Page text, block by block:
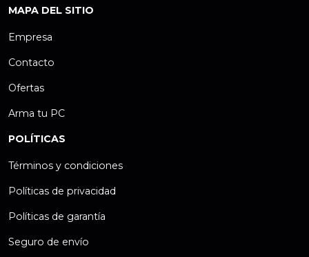
MAPA DEL SITIO
Empresa
Contacto
Ofertas
Arma tu PC
POLÍTICAS
Términos y condiciones
Políticas de privacidad
Políticas de garantía
Seguro de envío